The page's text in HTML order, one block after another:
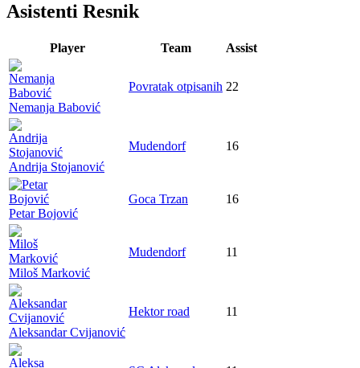
Asistenti Resnik
Player Team Assist
Nemanja Babović
Povratak otpisanih 22
Andrija Stojanović
Mudendorf 16
Petar Bojović
Goca Trzan 16
Miloš Marković
Mudendorf 11
Aleksandar Cvijanović
Hektor road 11